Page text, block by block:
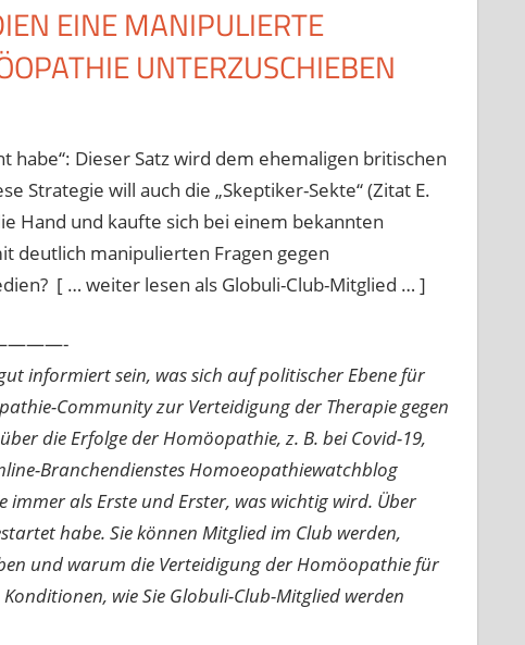
EINE MANIPULIERTE
UNTERZUSCHIEBEN
habe“: Dieser Satz wird dem ehemaligen britischen
Strategie will auch die „Skeptiker-Sekte“ (Zitat E.
Hand und kaufte sich bei einem bekannten
deutlich manipulierten Fragen gegen
[ … weiter lesen als Globuli-Club-Mitglied … ]
informiert sein, was sich auf politischer Ebene für
Community zur Verteidigung der Therapie gegen
die Erfolge der Homöopathie, z. B. bei Covid-19,
Branchendienstes Homoeopathiewatchblog
immer als Erste und Erster, was wichtig wird. Über
habe. Sie können Mitglied im Club werden,
und warum die Verteidigung der Homöopathie für
wie Sie Globuli-Club-Mitglied werden